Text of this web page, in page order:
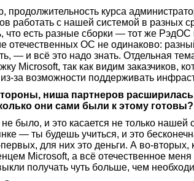
курса
работать с нашей системой в разных
что есть разные сборки — тот же
отечественных ОС не одинаково:
— и всё это надо знать. Отдельная
Microsoft, так как видим заказчиков,
за возможности поддерживать
ниша партнеров
они сами были к этому готовы?
было, и это касается не только нашей
— ты будешь учиться, и это
для них это деньги. А во-вторых,
Microsoft, а всё отечественное
получать чуть больше, чем